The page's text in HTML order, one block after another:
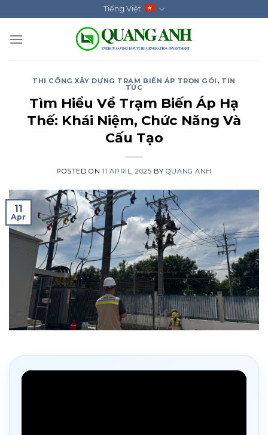
to
content
Tiếng Việt
THI CÔNG XÂY DỰNG TRẠM BIẾN ÁP TRỌN GÓI , TIN
TỨC
Tìm Hiểu Về Trạm Biến Áp Hạ
Thế: Khái Niệm, Chức Năng Và
Cấu Tạo
POSTED ON 11 APRIL, 2025 BY QUANG ANH
11
Apr